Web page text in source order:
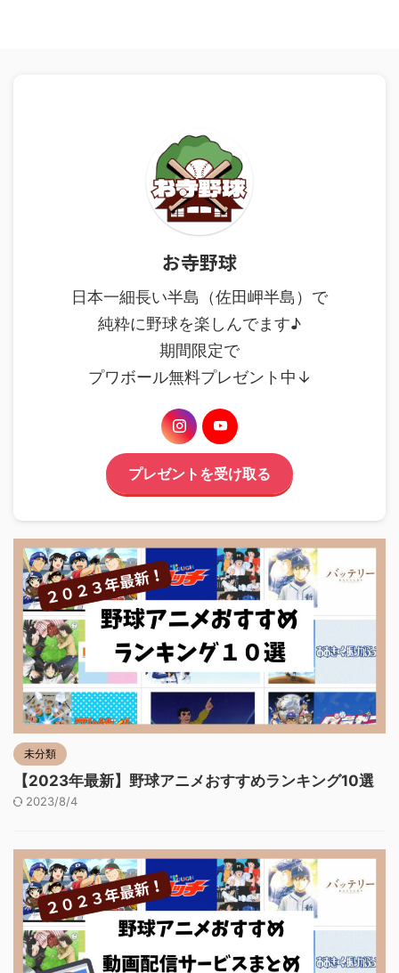
お寺野球
日本一細長い半島（佐田岬半島）で
純粋に野球を楽しんでます♪
期間限定で
プワボール無料プレゼント中↓
プレゼントを受け取る
未分類
【2023年最新】野球アニメおすすめランキング10選
2023/8/4